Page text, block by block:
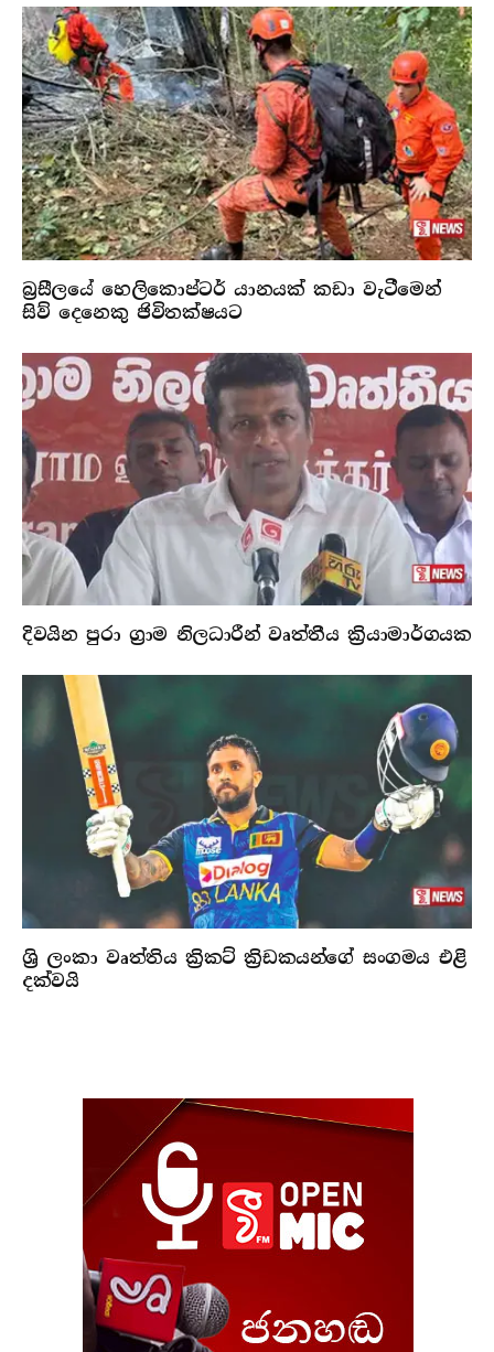
බ්‍රසීලයේ හෙලිකොප්ටර් යානයක් කඩා වැටීමෙන්
සිව් දෙනෙකු ජිවිතක්ෂයට
දිවයින පුරා ග්‍රාම නිලධාරීන් වෘත්තීය ක්‍රියාමාර්ගයක
ශ්‍රි ලංකා වෘත්තිය ක්‍රිකට් ක්‍රිඩකයන්ගේ සංගමය එළි
දක්වයි